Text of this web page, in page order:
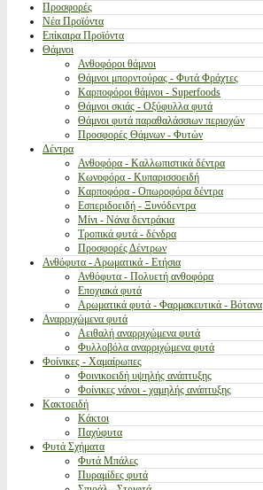
Προσφορές
Νέα Προϊόντα
Επίκαιρα Προϊόντα
Θάμνοι
Ανθοφόροι θάμνοι
Θάμνοι μπορντούρας - Φυτά Φράχτες
Καρποφόροι θάμνοι - Superfoods
Θάμνοι σκιάς - Οξύφυλλα φυτά
Θάμνοι φυτά παραθαλάσσιων περιοχών
Προσφορές Θάμνων - Φυτών
Δέντρα
Ανθοφόρα - Καλλωπιστικά δέντρα
Κωνοφόρα - Κυπαρισσοειδή
Καρποφόρα - Οπωροφόρα δέντρα
Εσπεριδοειδή - Ξυνόδεντρα
Μίνι - Νάνα δεντράκια
Τροπικά φυτά - δένδρα
Προσφορές Δέντρων
Ανθόφυτα - Αρωματικά - Ετήσια
Ανθόφυτα - Πολυετή ανθοφόρα
Εποχιακά φυτά
Αρωματικά φυτά - Φαρμακευτικά - Βότανα
Αναρριχώμενα φυτά
Αειθαλή αναρριχώμενα φυτά
Φυλλοβόλα αναρριχώμενα φυτά
Φοίνικες - Χαμαίρωπες
Φοινικοειδή υψηλής ανάπτυξης
Φοίνικες νάνοι - χαμηλής ανάπτυξης
Κακτοειδή
Κάκτοι
Παχύφυτα
Φυτά Σχήματα
Φυτά Μπάλες
Πυραμίδες φυτά